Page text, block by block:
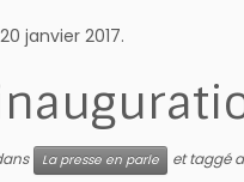
janvier 2017.
La presse en parle et taggé